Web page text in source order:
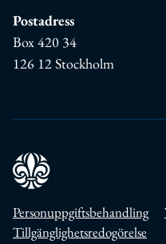
Postadress
Box 420 34
126 12 Stockholm
Personuppgiftsbehandling
Tillgänglighetsredogörelse